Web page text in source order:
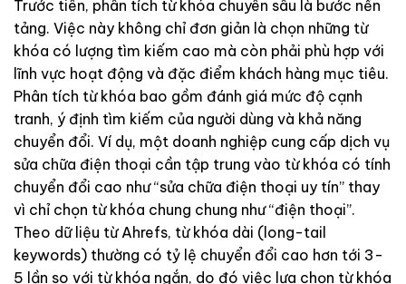
Trước tiên, phân tích từ khóa chuyên sâu là bước nền
tảng. Việc này không chỉ đơn giản là chọn những từ
khóa có lượng tìm kiếm cao mà còn phải phù hợp với
lĩnh vực hoạt động và đặc điểm khách hàng mục tiêu.
Phân tích từ khóa bao gồm đánh giá mức độ cạnh
tranh, ý định tìm kiếm của người dùng và khả năng
chuyển đổi. Ví dụ, một doanh nghiệp cung cấp dịch vụ
sửa chữa điện thoại cần tập trung vào từ khóa có tính
chuyển đổi cao như “sửa chữa điện thoại uy tín” thay
vì chỉ chọn từ khóa chung chung như “điện thoại”.
Theo dữ liệu từ Ahrefs, từ khóa dài (long-tail
keywords) thường có tỷ lệ chuyển đổi cao hơn tới 3-
5 lần so với từ khóa ngắn, do đó việc lựa chọn từ khóa